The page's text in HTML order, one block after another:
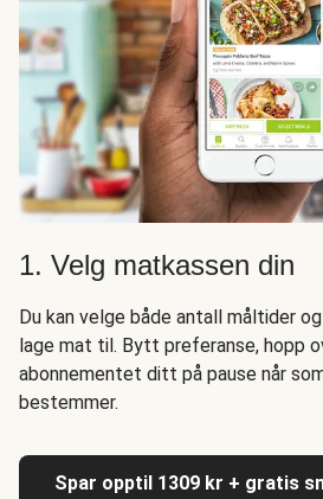
1. Velg matkassen din
Du kan velge både antall måltider
lage mat til. Bytt preferanse, hopp
abonnementet ditt på pause når
bestemmer.
Spar opptil 1309 kr + gratis